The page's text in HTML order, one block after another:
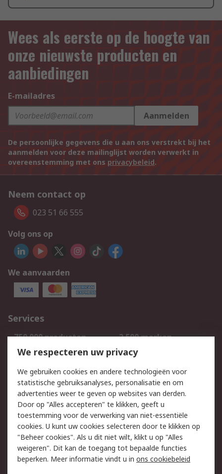
Wees als eerste op de hoogte van
onze nieuwste producten en
aanbiedingen
E-mailadres
Aanmelden
De persoonlijke gegevens die u aan ons verstrekt bij het
aanmelden voor deze mailinglijst worden verwerkt in
overeenstemming met ons privacybeleid.
Neem contact op
023 51 66 555
Volg ons op
We aanvaarden
Services
750.000 producten
2.500 merken
Bestellen
Inkoopoplossingen
Track & Trace
Wettelijk
Cookiebeleid
Email veiligheid
Privacybeleid
Websitevoorwaarden
Algemene
verkoopvoorwaarden
We respecteren uw privacy
We gebruiken cookies en andere technologieën voor
statistische gebruiksanalyses, personalisatie en om
advertenties weer te geven op websites van derden.
Door op "Alles accepteren" te klikken, geeft u
toestemming voor de verwerking van niet-essentiële
cookies. U kunt uw cookies selecteren door te klikken op
"Beheer cookies". Als u dit niet wilt, klikt u op "Alles
weigeren". Dit kan de toegang tot bepaalde functies
beperken. Meer informatie vindt u in ons cookiebeleid